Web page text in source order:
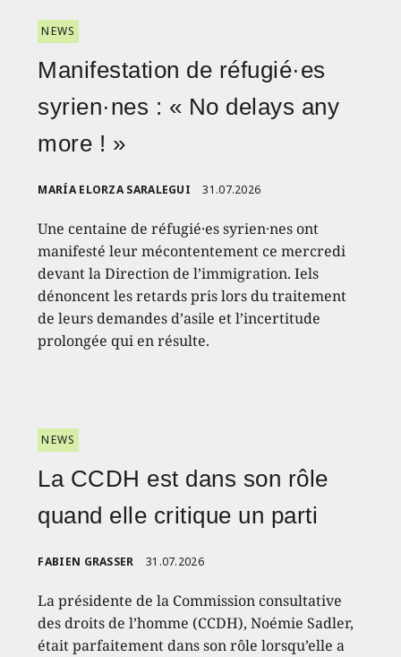
NEWS
Manifestation de réfugié·es
syrien·nes : « No delays any
more ! »
MARÍA ELORZA SARALEGUI 31.07.2026
Une centaine de réfugié·es syrien·nes ont
manifesté leur mécontentement ce mercredi
devant la Direction de l’immigration. Iels
dénoncent les retards pris lors du traitement
de leurs demandes d’asile et l’incertitude
prolongée qui en résulte.
NEWS
La CCDH est dans son rôle
quand elle critique un parti
FABIEN GRASSER 31.07.2026
La présidente de la Commission consultative
des droits de l’homme (CCDH), Noémie Sadler,
était parfaitement dans son rôle lorsqu’elle a